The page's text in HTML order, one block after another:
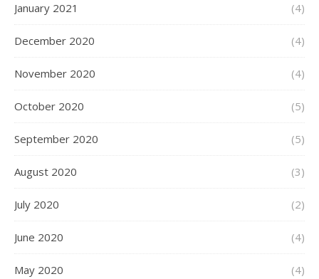
January 2021 (4)
December 2020 (4)
November 2020 (4)
October 2020 (5)
September 2020 (5)
August 2020 (3)
July 2020 (2)
June 2020 (4)
May 2020 (4)